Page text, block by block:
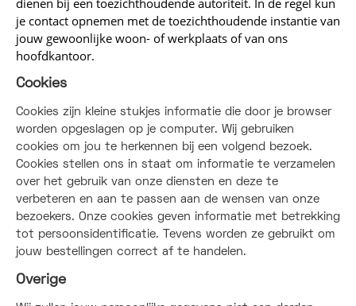
dienen bij een toezichthoudende autoriteit. In de regel kun
je contact opnemen met de toezichthoudende instantie van
jouw gewoonlijke woon- of werkplaats of van ons
hoofdkantoor.
Cookies
Cookies zijn kleine stukjes informatie die door je browser
worden opgeslagen op je computer. Wij gebruiken
cookies om jou te herkennen bij een volgend bezoek.
Cookies stellen ons in staat om informatie te verzamelen
over het gebruik van onze diensten en deze te
verbeteren en aan te passen aan de wensen van onze
bezoekers. Onze cookies geven informatie met betrekking
tot persoonsidentificatie. Tevens worden ze gebruikt om
jouw bestellingen correct af te handelen.
Overige